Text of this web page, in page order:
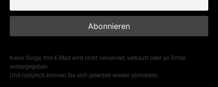
Keine Sorge, Ihre E-Mail wird nicht versendet, verkauft oder an Dritte
weitergegeben.
Und natürlich können Sie sich jederzeit wieder abmelden.